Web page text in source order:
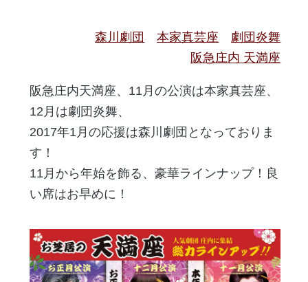
森川劇団 本家真芸座
劇団炎舞
阪急庄内 天満座
阪急庄内天満座、11月の公演は本家真芸座、
12月は劇団炎舞、
2017年1月の応援は森川劇団となっておりま
す！
11月から年始を飾る、豪華ラインナップ！良
い席はお早めに！